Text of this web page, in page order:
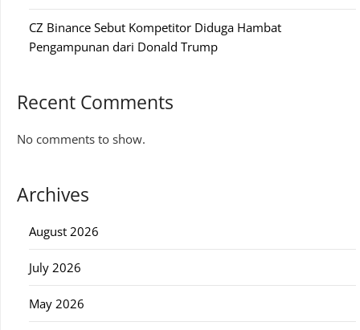
CZ Binance Sebut Kompetitor Diduga Hambat
Pengampunan dari Donald Trump
Recent Comments
No comments to show.
Archives
August 2026
July 2026
May 2026